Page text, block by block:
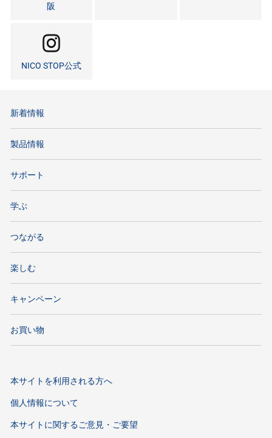
阪
NICO STOP公式
新着情報
製品情報
サポート
学ぶ
つながる
楽しむ
キャンペーン
お買い物
本サイトを利用される方へ
個人情報について
本サイトに関するご意見・ご要望